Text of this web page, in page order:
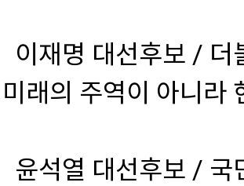
이재명 대선후보 / 더
래의 주역이 아니라
윤석열 대선후보 / 국